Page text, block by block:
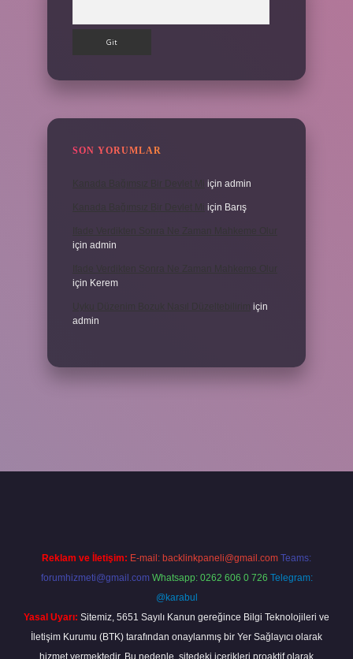
SON YORUMLAR
için admin
için Barış
için admin
için Kerem
için
admin
Reklam ve İletişim: E-mail: backlinkpaneli@gmail.com Teams:
forumhizmeti@gmail.com Whatsapp: 0262 606 0 726 Telegram:
@karabul
Yasal Uyarı: Sitemiz, 5651 Sayılı Kanun gereğince Bilgi Teknolojileri ve
İletişim Kurumu (BTK) tarafından onaylanmış bir Yer Sağlayıcı olarak
hizmet vermektedir. Bu nedenle, sitedeki içerikleri proaktif olarak